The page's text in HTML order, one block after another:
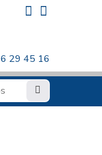
29 45 16